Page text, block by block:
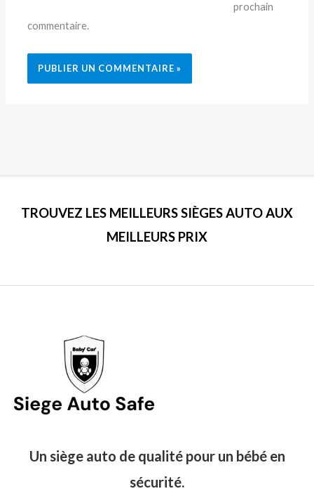
prochain
commentaire.
TROUVEZ LES MEILLEURS SIÈGES AUTO AUX
MEILLEURS PRIX
Un siège auto de qualité pour un bébé en
sécurité.